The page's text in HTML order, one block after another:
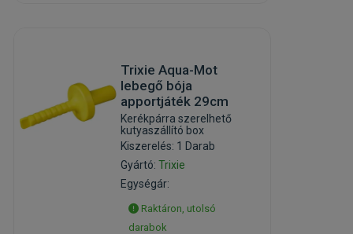
Trixie Aqua-Mot
lebegő bója
apportjáték 29cm
Kerékpárra szerelhető
kutyaszállító box
Kiszerelés: 1 Darab
Gyártó:Trixie
Egységár:
Raktáron, utolsó
darabok